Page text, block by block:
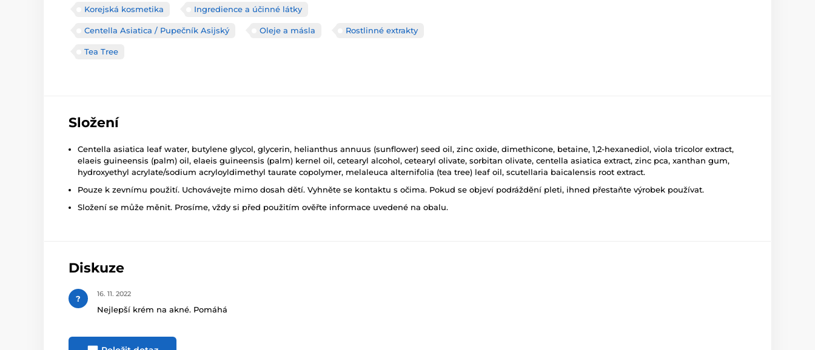
Korejská kosmetika Ingredience a účinné látky
Centella Asiatica / Pupečník Asijský Oleje a másla Rostlinné extrakty
Tea Tree
Složení
Centella asiatica leaf water, butylene glycol, glycerin, helianthus annuus (sunflower) seed oil, zinc oxide, dimethicone, betaine, 1,2-hexanediol, viola tricolor extract,
elaeis guineensis (palm) oil, elaeis guineensis (palm) kernel oil, cetearyl alcohol, cetearyl olivate, sorbitan olivate, centella asiatica extract, zinc pca, xanthan gum,
hydroxyethyl acrylate/sodium acryloyldimethyl taurate copolymer, melaleuca alternifolia (tea tree) leaf oil, scutellaria baicalensis root extract.
Pouze k zevnímu použití. Uchovávejte mimo dosah dětí. Vyhněte se kontaktu s očima. Pokud se objeví podráždění pleti, ihned přestaňte výrobek používat.
Složení se může měnit. Prosíme, vždy si před použitím ověřte informace uvedené na obalu.
Diskuze
? 16. 11. 2022
Nejlepší krém na akné. Pomáhá